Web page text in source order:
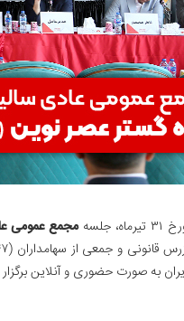
مجمع عمومی
به صورت حضوری و آنلاین